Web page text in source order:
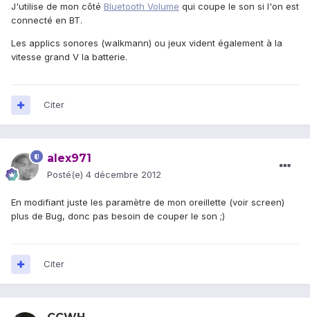
J'utilise de mon côté Bluetooth Volume qui coupe le son si l'on est
connecté en BT.
Les applics sonores (walkmann) ou jeux vident également à la
vitesse grand V la batterie.
Citer
alex971
Posté(e) 4 décembre 2012
En modifiant juste les paramètre de mon oreillette (voir screen)
plus de Bug, donc pas besoin de couper le son ;)
Citer